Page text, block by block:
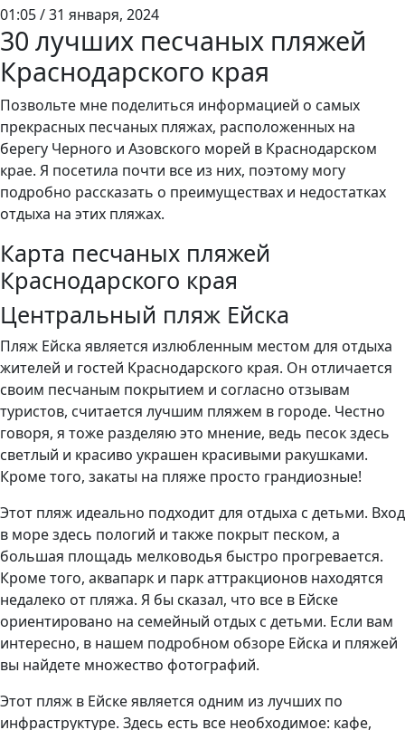
01:05 / 31 января, 2024
30 лучших песчаных пляжей
Краснодарского края
Позвольте мне поделиться информацией о самых
прекрасных песчаных пляжах, расположенных на
берегу Черного и Азовского морей в Краснодарском
крае. Я посетила почти все из них, поэтому могу
подробно рассказать о преимуществах и недостатках
отдыха на этих пляжах.
Карта песчаных пляжей
Краснодарского края
Центральный пляж Ейска
Пляж Ейска является излюбленным местом для отдыха
жителей и гостей Краснодарского края. Он отличается
своим песчаным покрытием и согласно отзывам
туристов, считается лучшим пляжем в городе. Честно
говоря, я тоже разделяю это мнение, ведь песок здесь
светлый и красиво украшен красивыми ракушками.
Кроме того, закаты на пляже просто грандиозные!
Этот пляж идеально подходит для отдыха с детьми. Вход
в море здесь пологий и также покрыт песком, а
большая площадь мелководья быстро прогревается.
Кроме того, аквапарк и парк аттракционов находятся
недалеко от пляжа. Я бы сказал, что все в Ейске
ориентировано на семейный отдых с детьми. Если вам
интересно, в нашем подробном обзоре Ейска и пляжей
вы найдете множество фотографий.
Этот пляж в Ейске является одним из лучших по
инфраструктуре. Здесь есть все необходимое: кафе,